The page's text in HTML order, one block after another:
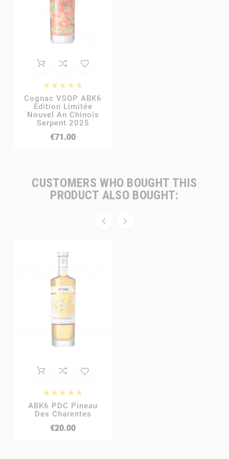
    
Cognac VSOP ABK6
Edition Limitée
Nouvel An Chinois
Serpent 2025
€71.00
CUSTOMERS WHO BOUGHT THIS
PRODUCT ALSO BOUGHT:
 
    
ABK6 PDC Pineau
Des Charentes
€20.00